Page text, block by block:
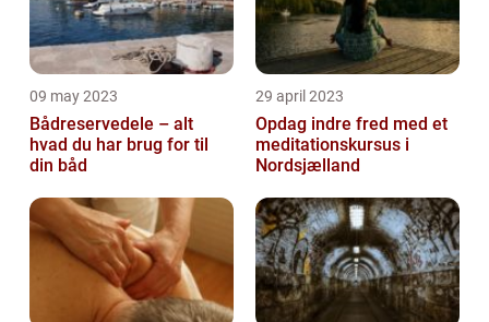
09 may 2023
Bådreservedele – alt
hvad du har brug for til
din båd
29 april 2023
Opdag indre fred med et
meditationskursus i
Nordsjælland